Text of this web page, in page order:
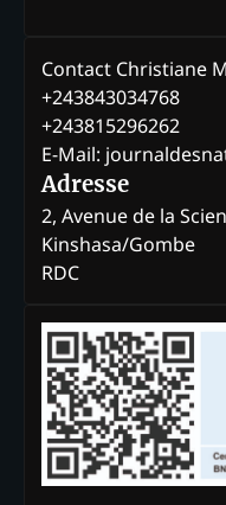
Contact Christiane
+243843034768
+243815296262
E-Mail:
Adresse
2, Avenue de la
Kinshasa/Gombe
RDC